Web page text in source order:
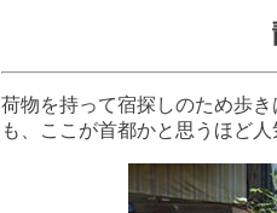
荷物を持って宿探しのため歩
も、ここが首都かと思うほど人